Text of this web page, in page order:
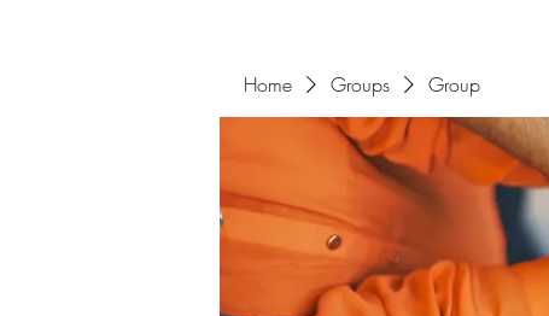
Home Groups Group